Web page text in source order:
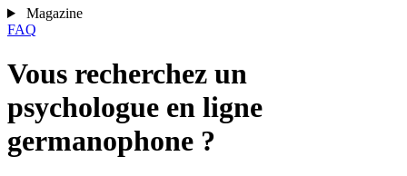
Magazine
FAQ
Vous recherchez un
psychologue en ligne
germanophone ?